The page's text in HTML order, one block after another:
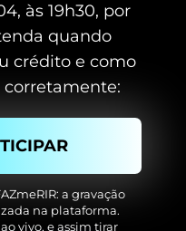
às 19h30, por
quando
crédito e como
corretamente:
a gravação
na plataforma.
vivo, e assim tirar